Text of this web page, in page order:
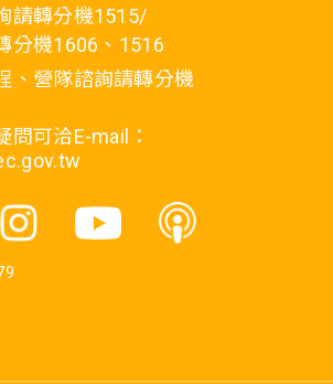
請轉分機1515/
分機1606、1516
、營隊諮詢請轉分機
問可洽E-mail：